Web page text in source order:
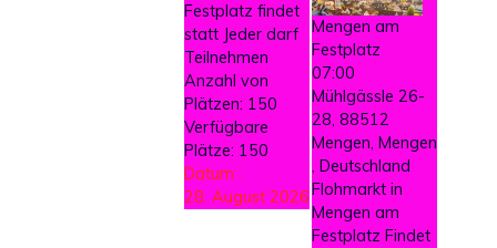
Festplatz findet
statt Jeder darf
Teilnehmen
Anzahl von
Plätzen: 150
Verfügbare
Plätze: 150
Datum :
28. August 2026
Mengen am
Festplatz
07:00
Mühlgässle 26-
28, 88512
Mengen, Mengen
, Deutschland
Flohmarkt in
Mengen am
Festplatz Findet